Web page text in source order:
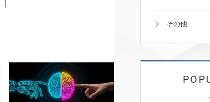
その他